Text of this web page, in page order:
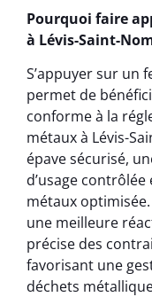
Pourquoi faire
à Lévis-Saint-
S’appuyer sur un
permet de
conforme à la
métaux à Lévis-
épave sécurisé,
d’usage
métaux
une meilleure
précise des
favorisant une
déchets